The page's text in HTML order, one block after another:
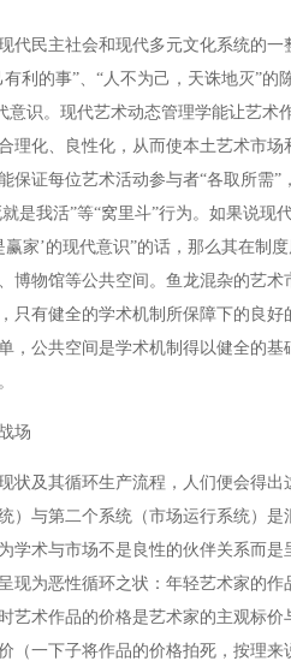
代民主社会和现代多元文化系统的一
利的事”、“人不为己，天诛地灭”的
意识。现代艺术动态管理学能让艺术
理化、良性化，从而使本土艺术市场
保证每位艺术活动参与者“各取所需”
是我活”等“窝里斗”行为。如果说现
赢家’的现代意识”的话，那么其在制
博物馆等公共空间。鱼龙混杂的艺术
只有健全的学术机制所保障下的良好
，公共空间是学术机制得以健全的基
场
状及其循环生产流程，人们便会得出
）与第二个系统（市场运行系统）
学术与市场不是良性的伙伴关系而是
现为恶性循环之状：年轻艺术家的
术作品的价格是艺术家的主观标价
（一下子将作品的价格拍死，按理来